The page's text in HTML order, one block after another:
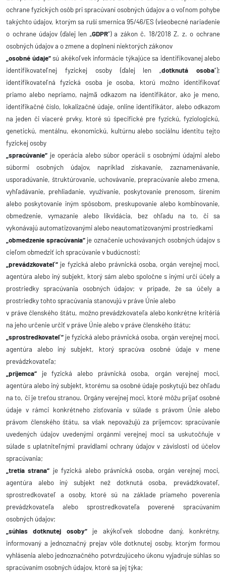
ochrane fyzických osôb pri spracúvaní osobných údajov a o voľnom pohybe
takýchto údajov, ktorým sa ruší smernica 95/46/ES (všeobecné nariadenie
o ochrane údajov (ďalej len „GDPR“) a zákon č. 18/2018 Z. z. o ochrane
osobných údajov a o zmene a doplnení niektorých zákonov
„osobné údaje“sú akékoľvek informácie týkajúce sa identifikovanej alebo
identifikovateľnej fyzickej osoby (ďalej len „dotknutá osoba“);
identifikovateľná fyzická osoba je osoba, ktorú možno identifikovať
priamo alebo nepriamo, najmä odkazom na identifikátor, ako je meno,
identifikačné číslo, lokalizačné údaje, online identifikátor, alebo odkazom
na jeden či viaceré prvky, ktoré sú špecifické pre fyzickú, fyziologickú,
genetickú, mentálnu, ekonomickú, kultúrnu alebo sociálnu identitu tejto
fyzickej osoby
„spracúvanie“ je operácia alebo súbor operácií s osobnými údajmi alebo
súbormi osobných údajov, napríklad získavanie, zaznamenávanie,
usporadúvanie, štruktúrovanie, uchovávanie, prepracúvanie alebo zmena,
vyhľadávanie, prehliadanie, využívanie, poskytovanie prenosom, šírením
alebo poskytovanie iným spôsobom, preskupovanie alebo kombinovanie,
obmedzenie, vymazanie alebo likvidácia, bez ohľadu na to, či sa
vykonávajú automatizovanými alebo neautomatizovanými prostriedkami
„obmedzenie spracúvania“je označenie uchovávaných osobných údajov s
cieľom obmedziť ich spracúvanie v budúcnosti;
„prevádzkovateľ“ je fyzická alebo právnická osoba, orgán verejnej moci,
agentúra alebo iný subjekt, ktorý sám alebo spoločne s inými určí účely a
prostriedky spracúvania osobných údajov; v prípade, že sa účely a
prostriedky tohto spracúvania stanovujú v práve Únie alebo
v práve členského štátu, možno prevádzkovateľa alebo konkrétne kritériá
na jeho určenie určiť v práve Únie alebo v práve členského štátu;
„sprostredkovateľ“ je fyzická alebo právnická osoba, orgán verejnej moci,
agentúra alebo iný subjekt, ktorý spracúva osobné údaje v mene
prevádzkovateľa;
„príjemca“ je fyzická alebo právnická osoba, orgán verejnej moci,
agentúra alebo iný subjekt, ktorému sa osobné údaje poskytujú bez ohľadu
na to, či je treťou stranou. Orgány verejnej moci, ktoré môžu prijať osobné
údaje v rámci konkrétneho zisťovania v súlade s právom Únie alebo
právom členského štátu, sa však nepovažujú za príjemcov; spracúvanie
uvedených údajov uvedenými orgánmi verejnej moci sa uskutočňuje v
súlade s uplatniteľnými pravidlami ochrany údajov v závislosti od účelov
spracúvania;
„tretia strana“ je fyzická alebo právnická osoba, orgán verejnej moci,
agentúra alebo iný subjekt než dotknutá osoba, prevádzkovateľ,
sprostredkovateľ a osoby, ktoré sú na základe priameho poverenia
prevádzkovateľa alebo sprostredkovateľa poverené spracúvaním
osobných údajov;
„súhlas dotknutej osoby“je akýkoľvek slobodne daný, konkrétny,
informovaný a jednoznačný prejav vôle dotknutej osoby, ktorým formou
vyhlásenia alebo jednoznačného potvrdzujúceho úkonu vyjadruje súhlas so
spracúvaním osobných údajov, ktoré sa jej týka;